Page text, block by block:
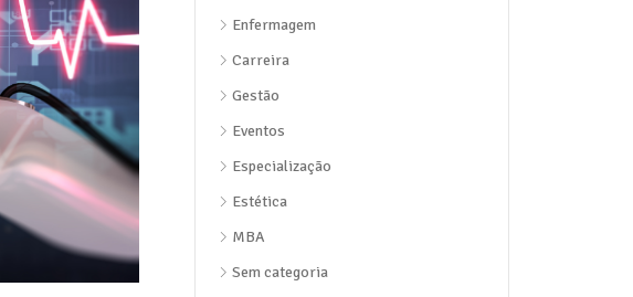
Enfermagem
Carreira
Gestão
Eventos
Especialização
Estética
MBA
Sem categoria